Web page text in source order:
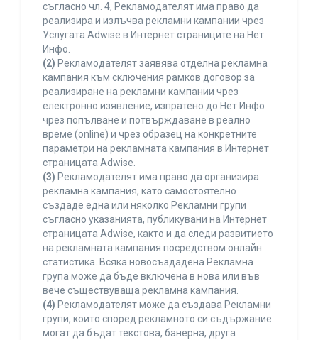
съгласно чл. 4, Рекламодателят има право да
реализира и излъчва рекламни кампании чрез
Услугата Adwise в Интернет страниците на Нет
Инфо.
(2) Рекламодателят заявява отделна рекламна
кампания към сключения рамков договор за
реализиране на рекламни кампании чрез
електронно изявление, изпратено до Нет Инфо
чрез попълване и потвърждаване в реално
време (online) и чрез образец на конкретните
параметри на рекламната кампания в Интернет
страницата Adwise.
(3) Рекламодателят има право да организира
рекламна кампания, като самостоятелно
създаде една или няколко Рекламни групи
съгласно указанията, публикувани на Интернет
страницата Adwise, както и да следи развитието
на рекламната кампания посредством онлайн
статистика. Всяка новосъздадена Рекламна
група може да бъде включена в нова или във
вече съществуваща рекламна кампания.
(4) Рекламодателят може да създава Рекламни
групи, които според рекламното си съдържание
могат да бъдат текстова, банерна, друга